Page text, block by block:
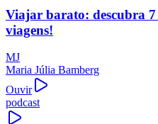
Viajar barato: descubra
viagens!
MJ
Maria Júlia Bamberg
Ouvir
podcast